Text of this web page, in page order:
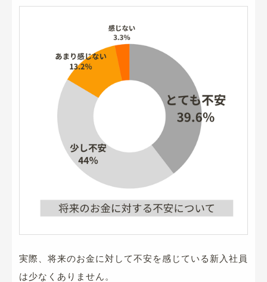
実際、将来のお金に対して不安を感じている新入社員
は少なくありません。